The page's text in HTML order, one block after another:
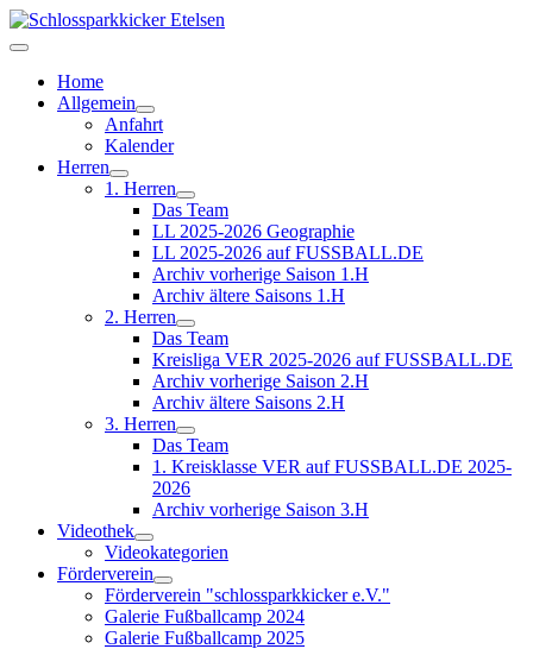
Home
Allgemein
Anfahrt
Kalender
Herren
1. Herren
Das Team
LL 2025-2026 Geographie
LL 2025-2026 auf FUSSBALL.DE
Archiv vorherige Saison 1.H
Archiv ältere Saisons 1.H
2. Herren
Das Team
Kreisliga VER 2025-2026 auf FUSSBALL.DE
Archiv vorherige Saison 2.H
Archiv ältere Saisons 2.H
3. Herren
Das Team
1. Kreisklasse VER auf FUSSBALL.DE 2025-
2026
Archiv vorherige Saison 3.H
Videothek
Videokategorien
Förderverein
Förderverein "schlossparkkicker e.V."
Galerie Fußballcamp 2024
Galerie Fußballcamp 2025